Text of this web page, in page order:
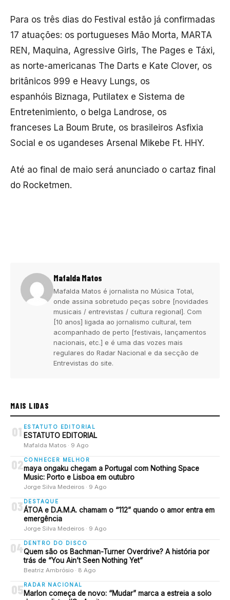
Para os três dias do Festival estão já confirmadas
17 atuações: os portugueses Mão Morta, MARTA
REN, Maquina, Agressive Girls, The Pages e Táxi,
as norte-americanas The Darts e Kate Clover, os
britânicos 999 e Heavy Lungs, os
espanhóis Biznaga, Putilatex e Sistema de
Entretenimiento, o belga Landrose, os
franceses La Boum Brute, os brasileiros Asfixia
Social e os ugandeses Arsenal Mikebe Ft. HHY.
Até ao final de maio será anunciado o cartaz final
do Rocketmen.
Mafalda Matos
Mafalda Matos é jornalista no Música Total,
onde assina sobretudo peças sobre [novidades
musicais / entrevistas / cultura regional]. Com
[10 anos] ligada ao jornalismo cultural, tem
acompanhado de perto [festivais, lançamentos
nacionais, etc.] e é uma das vozes mais
regulares do Radar Nacional e da secção de
Entrevistas do site.
MAIS LIDAS
01 ESTATUTO EDITORIAL
ESTATUTO EDITORIAL
Mafalda Matos · 9 Ago
02 CONHECER MELHOR
maya ongaku chegam a Portugal com Nothing Space
Music: Porto e Lisboa em outubro
Jorge Silva Medeiros · 9 Ago
03 DESTAQUE
ÁTOA e D.A.M.A. chamam o “112” quando o amor entra em
emergência
Jorge Silva Medeiros · 9 Ago
04 DENTRO DO DISCO
Quem são os Bachman-Turner Overdrive? A história por
trás de “You Ain’t Seen Nothing Yet”
Beatriz Ambrósio · 8 Ago
05 RADAR NACIONAL
Marlon começa de novo: “Mudar” marca a estreia a solo